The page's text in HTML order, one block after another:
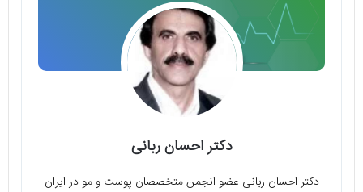
دکتر احسان ربانی
دکتر احسان ربانی عضو انجمن متخصصان پوست و مو در ایران